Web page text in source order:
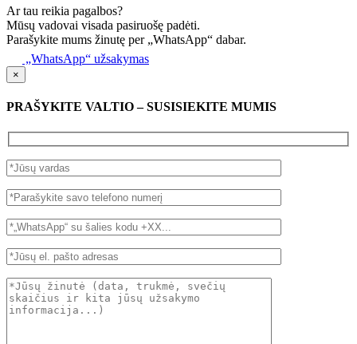
Ar tau reikia pagalbos?
Mūsų vadovai visada pasiruošę padėti.
Parašykite mums žinutę per „WhatsApp“ dabar.
„WhatsApp“ užsakymas
×
PRAŠYKITE VALTIO – SUSISIEKITE MUMIS